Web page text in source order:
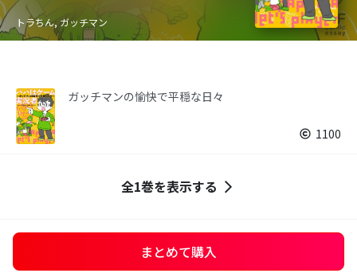
トラちん, ガッチマン
ガッチマンの愉快で平穏な日々
1100
全1巻を表示する
まとめて購入